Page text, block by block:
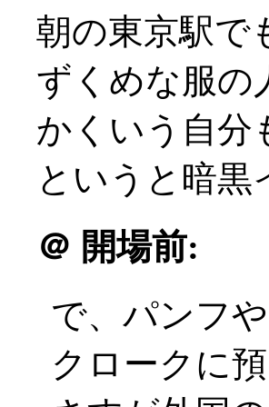
朝の東京駅で
ずくめな服の
かくいう自分
というと暗黒
＠ 開場前:
で、パンフ
クロークに